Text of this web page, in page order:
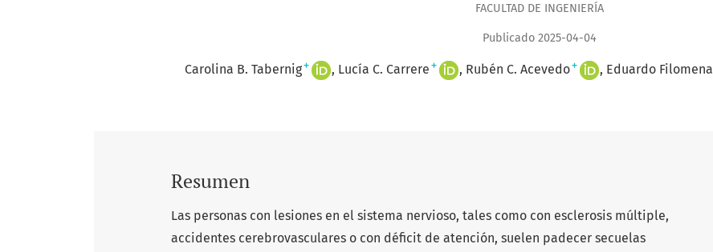
FACULTAD DE INGENIERÍA
Publicado 2025-04-04
Carolina B. Tabernig+ Lucía C. Carrere + Rubén C. Acevedo+ Eduardo Filomena
Resumen
Las personas con lesiones en el sistema nervioso, tales como con esclerosis múltiple,
accidentes cerebrovasculares o con déficit de atención, suelen padecer secuelas